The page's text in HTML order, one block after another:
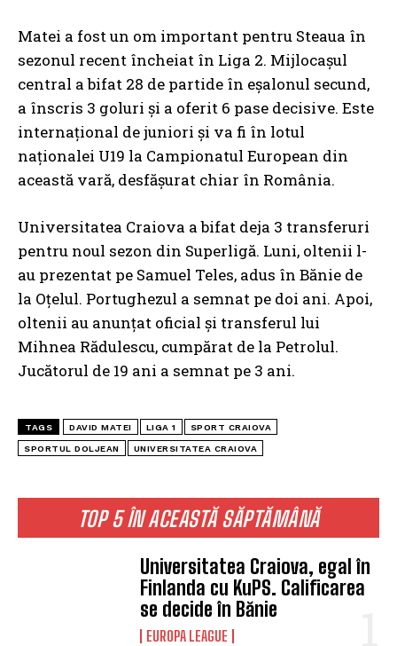
TOP 5 ÎN ACEASTĂ SĂPTĂMÂNĂ
Universitatea Craiova, egal în
Finlanda cu KuPS. Calificarea
se decide în Bănie
EUROPA LEAGUE
Matei a fost un om important pentru Steaua în
sezonul recent încheiat în Liga 2. Mijlocașul
central a bifat 28 de partide în eșalonul secund,
a înscris 3 goluri și a oferit 6 pase decisive. Este
internațional de juniori și va fi în lotul
naționalei U19 la Campionatul European din
această vară, desfășurat chiar în România.
Universitatea Craiova a bifat deja 3 transferuri
pentru noul sezon din Superligă. Luni, oltenii l-
au prezentat pe Samuel Teles, adus în Bănie de
la Oțelul. Portughezul a semnat pe doi ani. Apoi,
oltenii au anunțat oficial și transferul lui
Mihnea Rădulescu, cumpărat de la Petrolul.
Jucătorul de 19 ani a semnat pe 3 ani.
TAGS DAVID MATEI LIGA 1 SPORT CRAIOVA
SPORTUL DOLJEAN UNIVERSITATEA CRAIOVA